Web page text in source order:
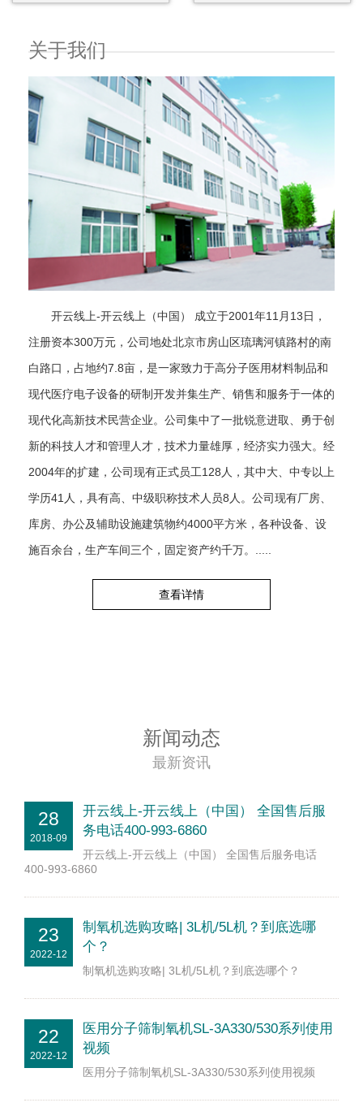
关于我们
开云线上-开云线上（中国） 成立于2001年11月13日，
注册资本300万元，公司地处北京市房山区琉璃河镇路村的南
白路口，占地约7.8亩，是一家致力于高分子医用材料制品和
现代医疗电子设备的研制开发并集生产、销售和服务于一体的
现代化高新技术民营企业。公司集中了一批锐意进取、勇于创
新的科技人才和管理人才，技术力量雄厚，经济实力强大。经
2004年的扩建，公司现有正式员工128人，其中大、中专以上
学历41人，具有高、中级职称技术人员8人。公司现有厂房、
库房、办公及辅助设施建筑物约4000平方米，各种设备、设
施百余台，生产车间三个，固定资产约千万。.....
查看详情
新闻动态
最新资讯
28
2018-09
开云线上-开云线上（中国） 全国售后服
务电话400-993-6860
开云线上-开云线上（中国） 全国售后服务电话
400-993-6860
23
2022-12
制氧机选购攻略| 3L机/5L机？到底选哪
个？
制氧机选购攻略| 3L机/5L机？到底选哪个？
22
2022-12
医用分子筛制氧机SL-3A330/530系列使用
视频
医用分子筛制氧机SL-3A330/530系列使用视频